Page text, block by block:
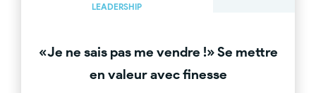
LEADERSHIP
«Je ne sais pas me vendre !» Se mettre
en valeur avec finesse